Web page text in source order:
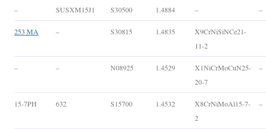
– SUSXM15J1 S30500 1.4884 – –
253 MA – S30815 1.4835
X9CrNiSiNCe21-
11-2
– – N08925 1.4529
X1NiCrMoCuN25-
20-7
–
15-7PH 632 S15700 1.4532
X8CrNiMoAl15-7-
2
–